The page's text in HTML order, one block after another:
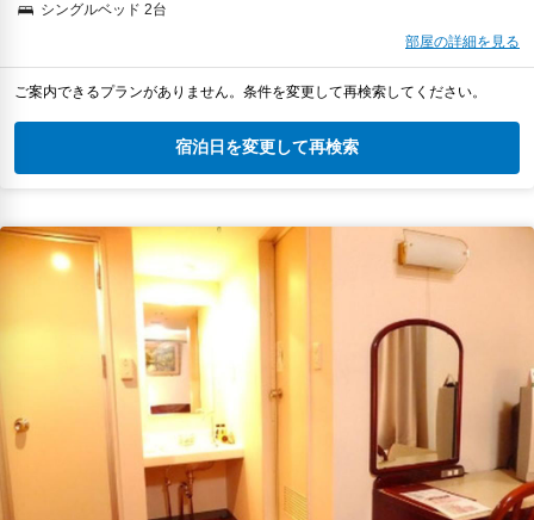
シングルベッド 2台
部屋の詳細を見る
ご案内できるプランがありません。条件を変更して再検索してください。
宿泊日を変更して再検索